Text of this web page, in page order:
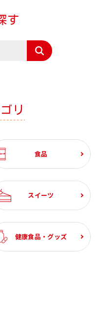
す
リ
食品
スイーツ
健康食品・グッズ